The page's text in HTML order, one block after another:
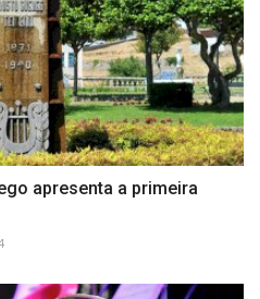
apresenta a primeira